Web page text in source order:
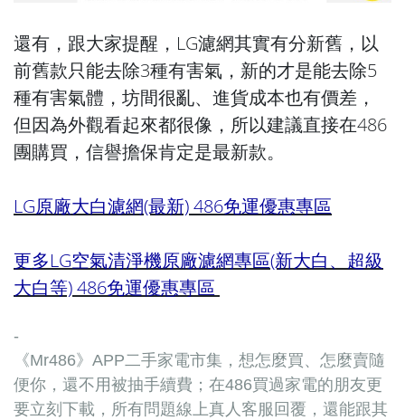
還有，跟大家提醒，LG濾網其實有分新舊，以
前舊款只能去除3種有害氣，新的才是能去除5
種有害氣體，坊間很亂、進貨成本也有價差，
但因為外觀看起來都很像，所以建議直接在486
團購買，信譽擔保肯定是最新款。
LG原廠大白濾網(最新) 486免運優惠專區
更多LG空氣清淨機原廠濾網專區(新大白、超級
大白等) 486免運優惠專區
-
《Mr486》APP二手家電市集，想怎麼買、怎麼賣隨
便你，還不用被抽手續費；在486買過家電的朋友更
要立刻下載，所有問題線上真人客服回覆，還能跟其